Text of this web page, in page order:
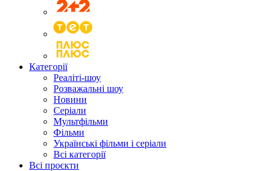
Категорії
Реаліті-шоу
Розважальні шоу
Новини
Серіали
Мультфільми
Фільми
Українські фільми і серіали
Всі категорії
Всі проєкти